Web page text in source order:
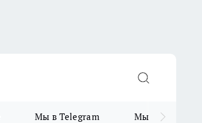
Мы в Telegram Мы в MAX